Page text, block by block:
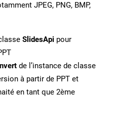
JPEG, PNG, BMP,
SlidesApi pour
de l’instance de classe
à partir de PPT et
en tant que 2ème